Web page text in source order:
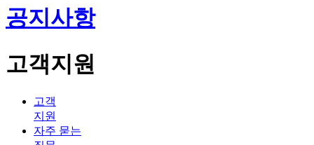
공지사항
고객지원
고객
지원
자주 묻는